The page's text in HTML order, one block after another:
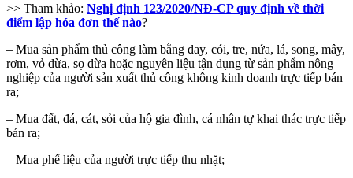
>> Tham khảo: Nghị định 123/2020/NĐ-CP quy định về thời
điểm lập hóa đơn thế nào?
– Mua sản phẩm thủ công làm bằng đay, cói, tre, nứa, lá, song, mây,
rơm, vỏ dừa, sọ dừa hoặc nguyên liệu tận dụng từ sản phẩm nông
nghiệp của người sản xuất thủ công không kinh doanh trực tiếp bán
ra;
– Mua đất, đá, cát, sỏi của hộ gia đình, cá nhân tự khai thác trực tiếp
bán ra;
– Mua phế liệu của người trực tiếp thu nhặt;